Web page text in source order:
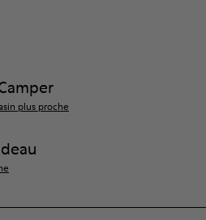
plus proche